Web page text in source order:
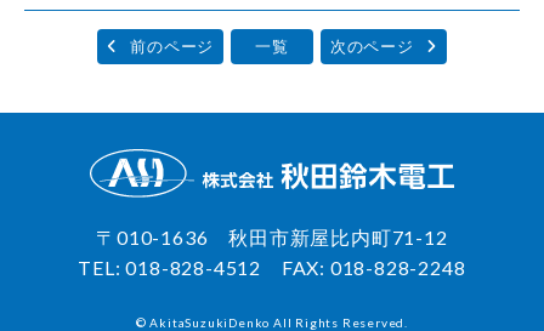
前のページ 一覧 次のページ
〒010-1636 秋田市新屋比内町71-12
TEL:018-828-4512 FAX: 018-828-2248
© AkitaSuzukiDenko All Rights Reserved.